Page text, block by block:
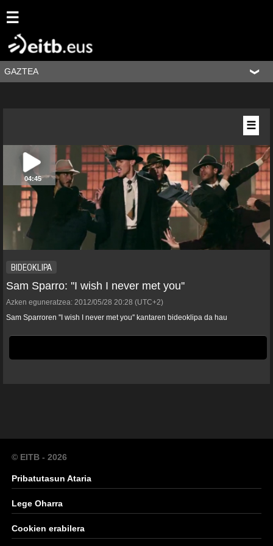
☰
GAZTEA
04:45
BIDEOKLIPA
Sam Sparro: ''I wish I never met you''
Azken eguneratzea: 2012/05/28 20:28 (UTC+2)
Sam Sparroren ''I wish I never met you'' kantaren bideoklipa da hau
☰
© EITB - 2026
Pribatutasun Ataria
Lege Oharra
Cookien erabilera